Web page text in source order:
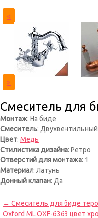
<
>
Смеситель для
Монтаж: На биде
Смеситель: Двухвентильный
Цвет: Медь
Стилистика дизайна: Ретро
Отверстий для монтажа: 1
Материал: Латунь
Донный клапан: Да
← Смеситель для биде
Oxford ML.OXF-6363 цвет